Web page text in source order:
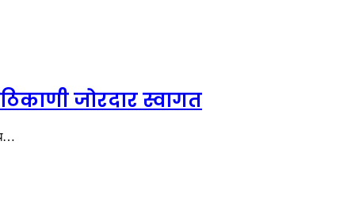
जोरदार स्वागत